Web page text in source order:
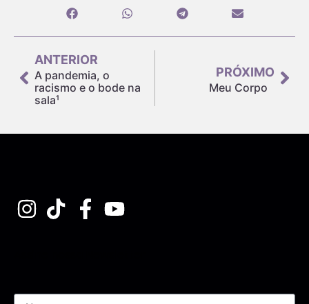
ANTERIOR
A pandemia, o
racismo e o bode na
sala¹
PRÓXIMO
Meu Corpo